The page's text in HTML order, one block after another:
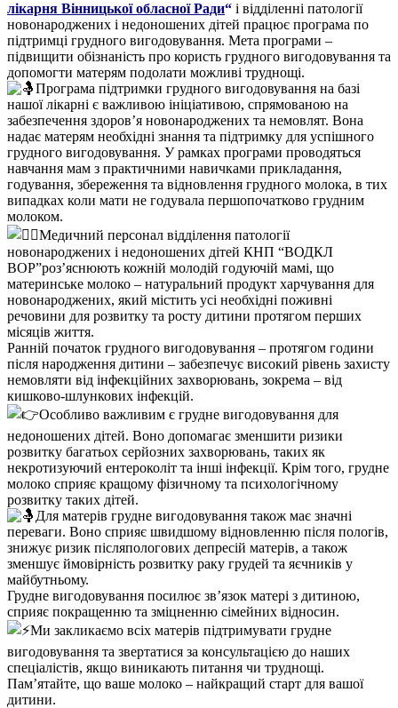
лікарня Вінницької обласної Ради“ і відділенні патології
новонароджених і недоношених дітей працює програма по
підтримці грудного вигодовування. Мета програми –
підвищити обізнаність про користь грудного вигодовування та
допомогти матерям подолати можливі труднощі.
Програма підтримки грудного вигодовування на базі
нашої лікарні є важливою ініціативою, спрямованою на
забезпечення здоров’я новонароджених та немовлят. Вона
надає матерям необхідні знання та підтримку для успішного
грудного вигодовування. У рамках програми проводяться
навчання мам з практичними навичками прикладання,
годування, збереження та відновлення грудного молока, в тих
випадках коли мати не годувала першопочатково грудним
молоком.
Медичний персонал відділення патології
новонароджених і недоношених дітей КНП “ВОДКЛ
ВОР”роз’яснюють кожній молодій годуючій мамі, що
материнське молоко – натуральний продукт харчування для
новонароджених, який містить усі необхідні поживні
речовини для розвитку та росту дитини протягом перших
місяців життя.
Ранній початок грудного вигодовування – протягом години
після народження дитини – забезпечує високий рівень захисту
немовляти від інфекційних захворювань, зокрема – від
кишково-шлункових інфекцій.
Особливо важливим є грудне вигодовування для
недоношених дітей. Воно допомагає зменшити ризики
розвитку багатьох серйозних захворювань, таких як
некротизуючий ентероколіт та інші інфекції. Крім того, грудне
молоко сприяє кращому фізичному та психологічному
розвитку таких дітей.
Для матерів грудне вигодовування також має значні
переваги. Воно сприяє швидшому відновленню після пологів,
знижує ризик післяпологових депресій матерів, а також
зменшує ймовірність розвитку раку грудей та яєчників у
майбутньому.
Грудне вигодовування посилює зв’язок матері з дитиною,
сприяє покращенню та зміцненню сімейних відносин.
Ми закликаємо всіх матерів підтримувати грудне
вигодовування та звертатися за консультацією до наших
спеціалістів, якщо виникають питання чи труднощі.
Пам’ятайте, що ваше молоко – найкращий старт для вашої
дитини.